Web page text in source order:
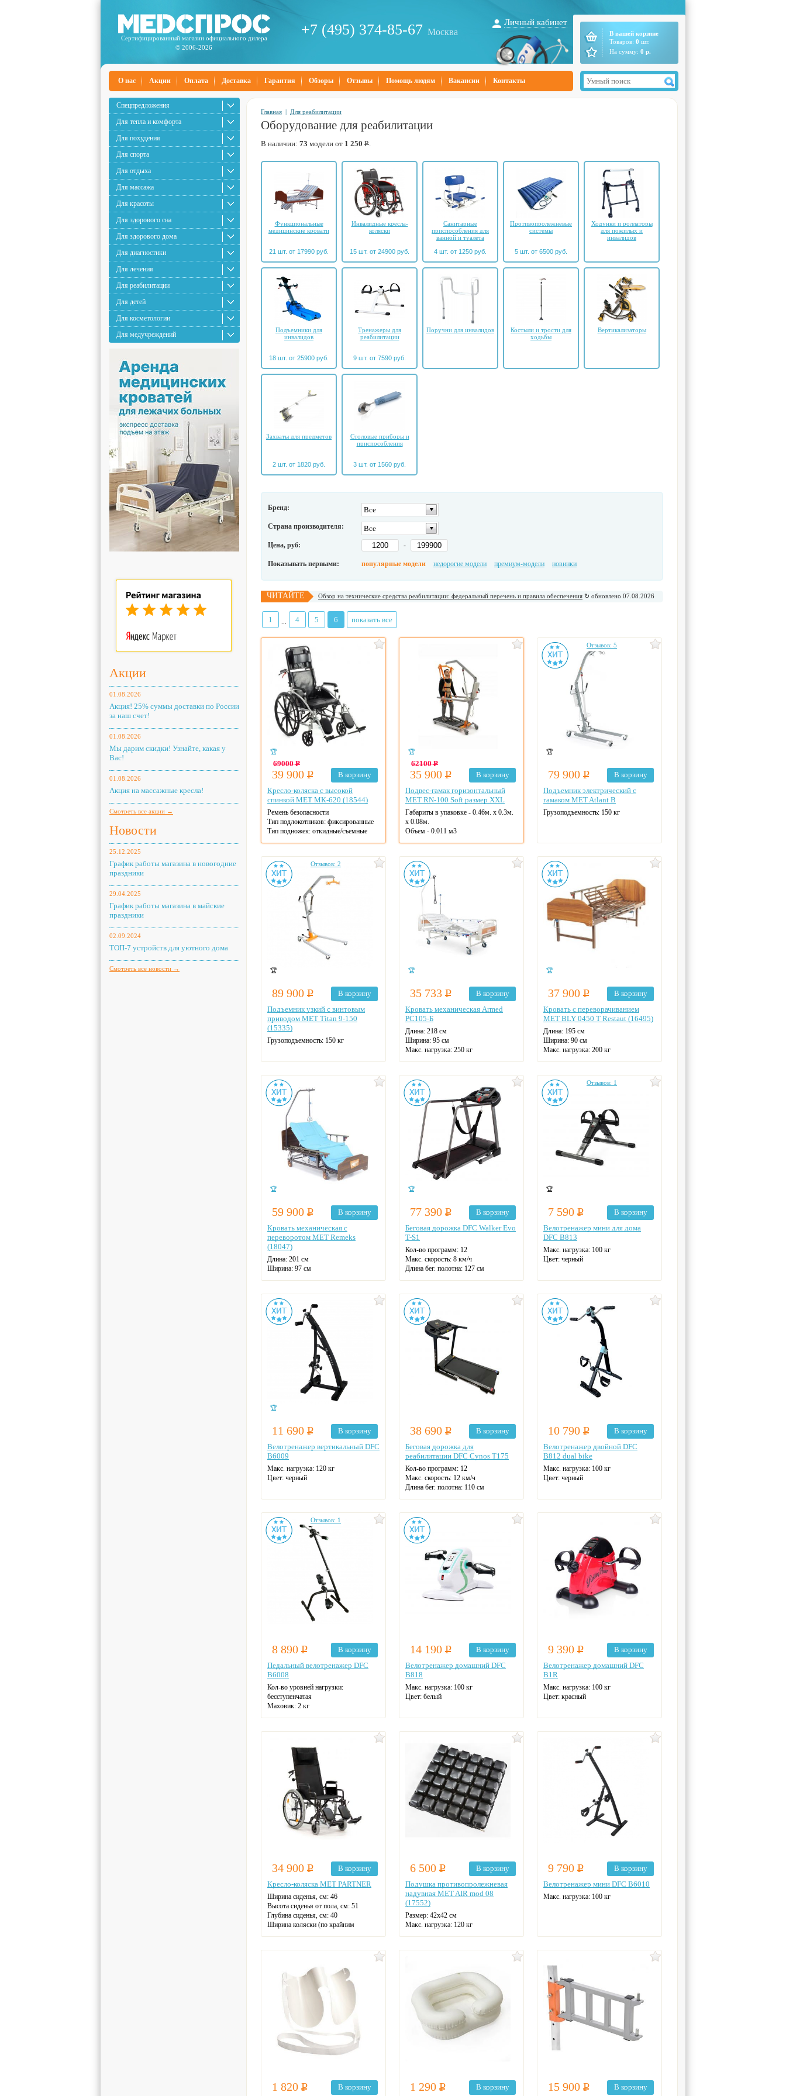
Сертифицированный магазин официального дилера
© 2006-2026
+7 (495) 374-85-67 Москва
Личный кабинет
В вашей корзине
Товаров: 0 шт.
На сумму: 0 р.
О нас Акции Оплата Доставка Гарантия Обзоры Отзывы Помощь людям Вакансии Контакты
Спецпредложения
Для тепла и комфорта
Для похудения
Для спорта
Для отдыха
Для массажа
Для красоты
Для здорового сна
Для здорового дома
Для диагностики
Для лечения
Для реабилитации
Для детей
Для косметологии
Для медучреждений
Акции
01.08.2026
Акция! 25% суммы доставки по России
за наш счет!
01.08.2026
Мы дарим скидки! Узнайте, какая у
Вас!
01.08.2026
Акция на массажные кресла!
Смотреть все акции →
Новости
25.12.2025
График работы магазина в новогодние
праздники
29.04.2025
График работы магазина в майские
праздники
02.09.2024
ТОП-7 устройств для уютного дома
Смотреть все новости →
Главная | Для реабилитации
Оборудование для реабилитации
В наличии: 73 модели от 1 250 Р.
Функциональные
медицинские кровати
21 шт. от 17990 руб.
Инвалидные кресла-
коляски
15 шт. от 24900 руб.
Санитарные
приспособления для
ванной и туалета
4 шт. от 1250 руб.
Противопролежневые
системы
5 шт. от 6500 руб.
Ходунки и роллаторы
для пожилых и
инвалидов
Подъемники для
инвалидов
18 шт. от 25900 руб.
Тренажеры для
реабилитации
9 шт. от 7590 руб.
Поручни для инвалидов
Костыли и трости для
ходьбы
Вертикализаторы
Захваты для предметов
2 шт. от 1820 руб.
Столовые приборы и
приспособления
3 шт. от 1560 руб.
Бренд: Все
Страна производителя: Все
Цена, руб: -
Показывать первыми: популярные модели недорогие модели премиум-модели новинки
ЧИТАЙТЕ Обзор на технические средства реабилитации: федеральный перечень и правила обеспечения ↻ обновлено 07.08.2026
1 4 5 6 показать все
🏆
69000Р
39 900 Р
В корзину
Кресло-коляска с высокой
спинкой MET МК-620 (18544)
Ремень безопасности
Тип подлокотников: фиксированные
Тип подножек: откидные/съемные
Материал рамы: сталь
Тип колес: литые
Ручки для толкания
Цвет: черный
Цвет рамы: хром
🏆
62100Р
35 900 Р
В корзину
Подвес-гамак горизонтальный
MET RN-100 Soft размер XXL
Габариты в упаковке - 0.46м. x 0.3м.
x 0.08м.
Объем - 0.011 м3
Отзывов: 5
🏆
79 900 Р
В корзину
Подъемник электрический с
гамаком MET Atlant B
Грузоподъемность: 150 кг
Отзывов: 2
🏆
89 900 Р
В корзину
Подъемник узкий с винтовым
приводом MET Titan 9-150
(15335)
Грузоподъемность: 150 кг
🏆
35 733 Р
В корзину
Кровать механическая Armed
РС105-Б
Длина: 218 см
Ширина: 95 см
Макс. нагрузка: 250 кг
Материал ложа: пластик
На колесах
Регулировка высоты
Цвет: белый
🏆
37 900 Р
В корзину
Кровать с переворачиванием
MET BLY 0450 T Restaut (16495)
Длина: 195 см
Ширина: 90 см
Макс. нагрузка: 200 кг
Материал ложа: сталь
Цвет: коричневый
🏆
59 900 Р
В корзину
Кровать механическая с
переворотом MET Remeks
(18047)
Длина: 201 см
Ширина: 97 см
Туалетное устройство
Кардиокресло
Матрас в комплекте: обычный
Материал каркаса: сталь/ЛДСП
Материал ложа: сталь
🏆
77 390 Р
В корзину
Беговая дорожка DFC Walker Evo
T-S1
Кол-во программ: 12
Макс. скорость: 8 км/ч
Длина бег. полотна: 127 см
Датчики пульса
Регулировка угла наклона
Цвет: черный
Отзывов: 1
🏆
7 590 Р
В корзину
Велотренажер мини для дома
DFC B813
Макс. нагрузка: 100 кг
Цвет: черный
🏆
11 690 Р
В корзину
Велотренажер вертикальный DFC
B6009
Макс. нагрузка: 120 кг
Цвет: черный
38 690 Р
В корзину
Беговая дорожка для
реабилитации DFC Cynos T175
Кол-во программ: 12
Макс. скорость: 12 км/ч
Длина бег. полотна: 110 см
Датчики пульса
Регулировка угла наклона
Цвет: черный
10 790 Р
В корзину
Велотренажер двойной DFC
B812 dual bike
Макс. нагрузка: 100 кг
Цвет: черный
Отзывов: 1
8 890 Р
В корзину
Педальный велотренажер DFC
B6008
Кол-во уровней нагрузки:
бесступенчатая
Маховик: 2 кг
14 190 Р
В корзину
Велотренажер домашний DFC
B818
Макс. нагрузка: 100 кг
Цвет: белый
9 390 Р
В корзину
Велотренажер домашний DFC
B1R
Макс. нагрузка: 100 кг
Цвет: красный
34 900 Р
В корзину
Кресло-коляска MET PARTNER
Ширина сиденья, см: 46
Высота сиденья от пола, см: 51
Глубина сиденья, см: 40
Ширина коляски (по крайним
см:126
Высота коляски (по крайним точкам),
119
6 500 Р
В корзину
Подушка противопролежневая
надувная MET AIR mod 08
(17552)
Размер: 42х42 см
Макс. нагрузка: 120 кг
9 790 Р
В корзину
Велотренажер мини DFC B6010
Макс. нагрузка: 100 кг
1 820 Р В корзину 1 290 Р В корзину 15 900 Р В корзину